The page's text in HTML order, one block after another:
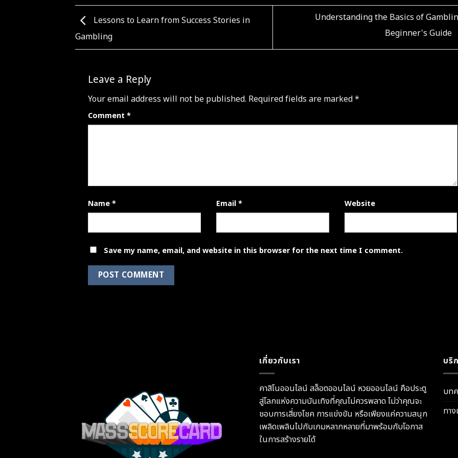
Lessons to Learn from Success Stories in
Gambling
Understanding the Basics of
Beginner's Guide
Leave a Reply
Your email address will not be published. Required fields are marked*
Comment *
Name* Email* Website
Save my name, email, and website in this browser for the next time I comment.
เกี่ยวกับเรา
คาสิโนออนไลน์ สล็อตออนไลน์ หวยออนไลน์ คือประตู
สู่โลกแห่งความบันเทิงที่คุณไม่ควรพลาด ไม่ว่าคุณจะ
ชอบการเสี่ยงโชค การแข่งขัน หรือเพียงแค่ความสนุก
เพลิดเพลินไปกับเกมหลากหลายที่มาพร้อมกับโอกาส
ในการสร้างรายได้
บริ
บท
ทาง